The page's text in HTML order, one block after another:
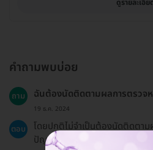
ดูรายละเอีย
คำถามพบบ่อย
ถาม ฉันต้องนัดติดตามผลการตรวจห
19 ธ.ค. 2024
ตอบ
โดยปกติไม่จำเป็นต้องนัดติดตา
ปัญหาที่พบในระหว่างการตรวจ